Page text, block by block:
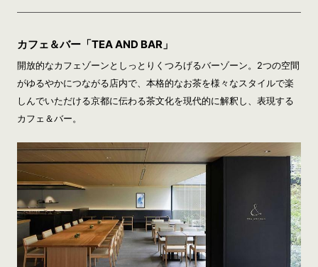
カフェ＆バー「TEA AND BAR」
開放的なカフェゾーンとしっとりくつろげるバーゾーン。2つの空間
がゆるやかにつながる店内で、本格的なお茶を様々なスタイルで楽
しんでいただける京都に伝わる茶文化を現代的に解釈し、表現する
カフェ＆バー。